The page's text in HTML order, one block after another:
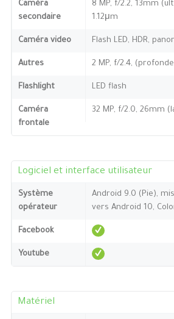
Caméra
secondaire
8 MP, f/2.2, 13mm
1.12μm
Caméra video Flash LED, HDR,
Autres 2 MP, f/2.4,
Flashlight LED flash
Caméra
frontale
32 MP, f/2.0, 26mm
Logiciel et interface utilisateur
Système
opérateur
Android 9.0 (Pie),
vers Android 10,
Facebook
Youtube
Matériel